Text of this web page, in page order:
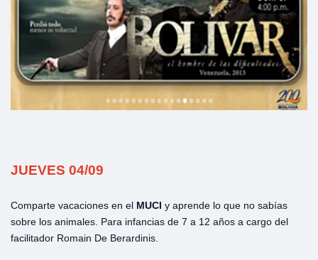
JUEVES 04/09
Comparte vacaciones en el MUCI y aprende lo que no sabías
sobre los animales. Para infancias de 7 a 12 años a cargo del
facilitador Romain De Berardinis.